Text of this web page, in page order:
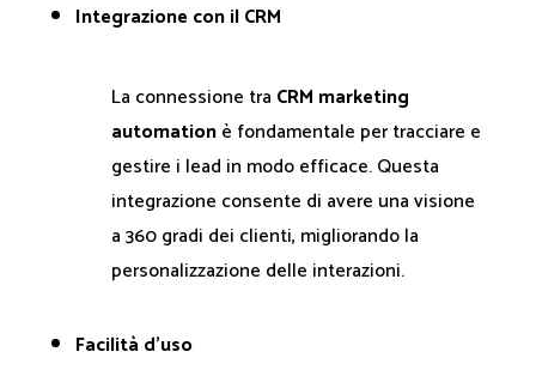
Integrazione con il CRM
La connessione tra CRM marketing
automationè fondamentale per tracciare e
gestire i lead in modo efficace. Questa
integrazione consente di avere una visione
a 360 gradi dei clienti, migliorando la
personalizzazione delle interazioni.
Facilità d’uso